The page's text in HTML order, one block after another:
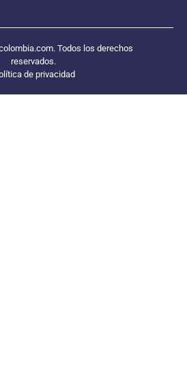
Todos los derechos
reservados.
de privacidad